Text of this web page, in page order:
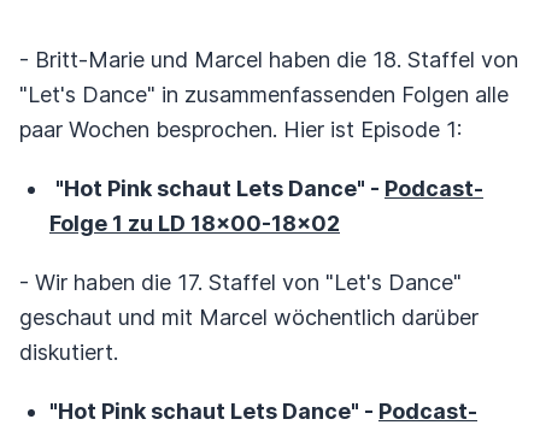
- Britt-Marie und Marcel haben die 18. Staffel von
"Let's Dance" in zusammenfassenden Folgen alle
paar Wochen besprochen. Hier ist Episode 1:
"Hot Pink schaut Lets Dance" - Podcast-
Folge 1 zu LD 18x00-18x02
- Wir haben die 17. Staffel von "Let's Dance"
geschaut und mit Marcel wöchentlich darüber
diskutiert.
"Hot Pink schaut Lets Dance" - Podcast-